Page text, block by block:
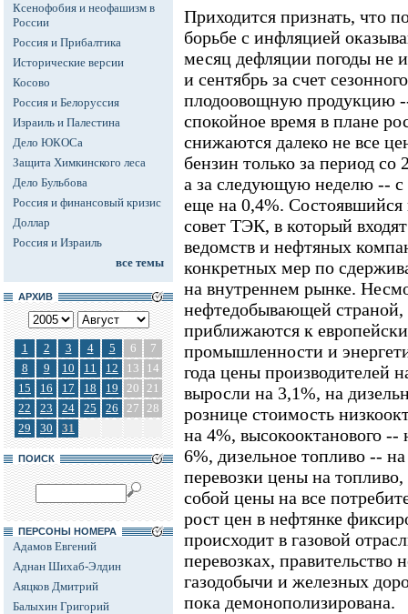
Ксенофобия и неофашизм в
России
Россия и Прибалтика
Исторические версии
Косово
Россия и Белоруссия
Израиль и Палестина
Дело ЮКОСа
Защита Химкинского леса
Дело Бульбова
Россия и финансовый кризис
Доллар
Россия и Израиль
все темы
АРХИВ
1 2 3 4 5 6
7
8
9 10 11 12 13
14
15
16 17 18 19 20 21
22
23 24 25 26 27 28
29
30 31
ПОИСК
ПЕРСОНЫ НОМЕРА
Адамов Евгений
Аднан Шихаб-Элдин
Аяцков Дмитрий
Балыхин Григорий
Приходится признать, что
борьбе с инфляцией
месяц дефляции погоды не
и сентябрь за счет
плодоовощную продукцию
спокойное время в плане
снижаются далеко не все
бензин только за период со
а за следующую неделю -- с
еще на 0,4%.
совет ТЭК, в который
ведомств и нефтяных
конкретных мер по
на внутреннем рынке.
нефтедобывающей
приближаются к
промышленности и
года цены производителей
выросли на 3,1%, на
рознице стоимость
на 4%, высокооктанового
6%, дизельное топливо --
перевозки цены на
собой цены на все
рост цен в нефтянке
происходит в газовой
перевозках, правительство
газодобычи и железных
пока демонополизирована.